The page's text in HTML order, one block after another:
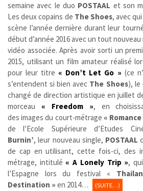
semaine avec le duo POSTAAL et son
Les deux copains de The Shoes, avec
scène l’année dernière durant leur
début d’année 2016 avec un tout
vidéo associée. Après avoir sorti un
2015, utilisant un film amateur réalisé
pour leur titre « Don’t Let Go » (ce
s’entendent si bien avec The Shoes), le
changé de direction artistique en juillet
morceau « Freedom », en
des images du court-métrage « Romance
de l’Ecole Supérieure d’Etudes
Burnin’, leur nouveau single, POSTAAL
de cap en utilisant, cette fois-ci, des
métrage, intitulé « A Lonely Trip »,
l’Espagne lors du festival «
Destination » en 2014… (SUITE…)